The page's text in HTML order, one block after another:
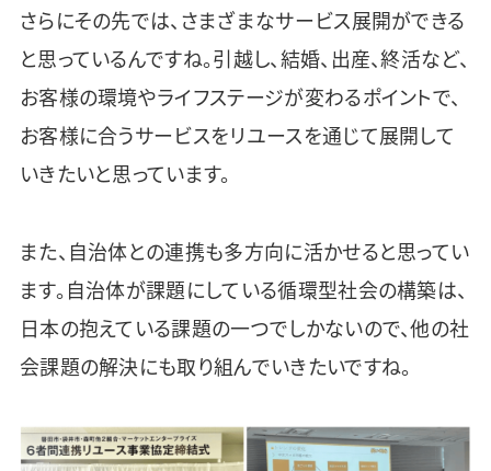
さらにその先では、さまざまなサービス展開ができる
と思っているんですね。引越し、結婚、出産、終活など、
お客様の環境やライフステージが変わるポイントで、
お客様に合うサービスをリユースを通じて展開して
いきたいと思っています。
また、自治体との連携も多方向に活かせると思ってい
ます。自治体が課題にしている循環型社会の構築は、
日本の抱えている課題の一つでしかないので、他の社
会課題の解決にも取り組んでいきたいですね。